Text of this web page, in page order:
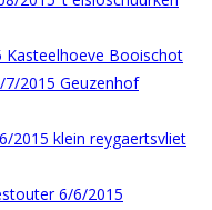
Kasteelhoeve Booischot
2015 Geuzenhof
2015 klein reygaertsvliet
6/6/2015